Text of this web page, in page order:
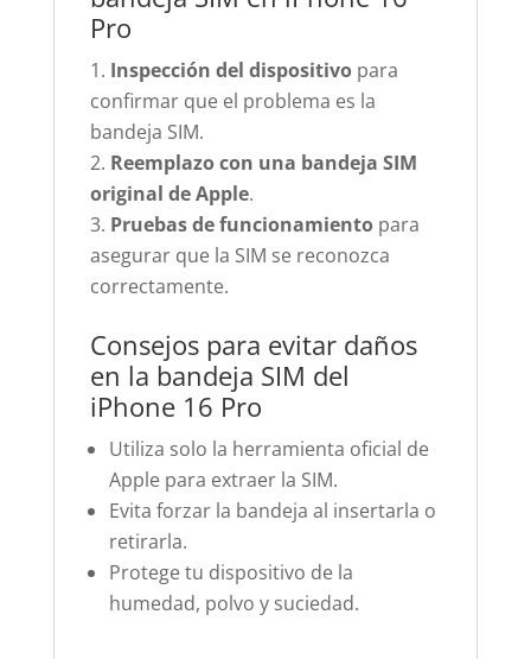
Pro
Inspección del dispositivopara
confirmar que el problema es la
bandeja SIM.
Reemplazo con una bandeja SIM
original de Apple.
Pruebas de funcionamientopara
asegurar que la SIM se reconozca
correctamente.
Consejos para evitar daños
en la bandeja SIM del
iPhone 16 Pro
Utiliza solo la herramienta oficial de
Apple para extraer la SIM.
Evita forzar la bandeja al insertarla o
retirarla.
Protege tu dispositivo de la
humedad, polvo y suciedad.